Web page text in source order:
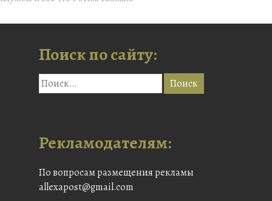
Поиск по сайту:
Рекламодателям:
По вопросам размещения рекламы
allexapost@gmail.com